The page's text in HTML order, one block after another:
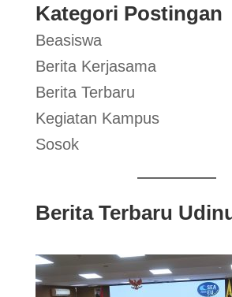
Kategori Postingan
Beasiswa
Berita Kerjasama
Berita Terbaru
Kegiatan Kampus
Sosok
Berita Terbaru